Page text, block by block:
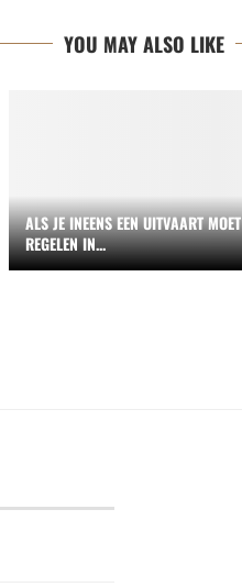
YOU MAY ALSO LIKE
ALS JE INEENS EEN UITVAART MOET
REGELEN IN...